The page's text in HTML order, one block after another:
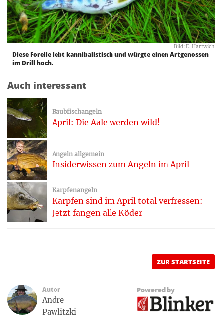
Bild: E. Hartwich
Diese Forelle lebt kannibalistisch und würgte einen Artgenossen
im Drill hoch.
Auch interessant
Raubfischangeln
April: Die Aale werden wild!
Angeln allgemein
Insiderwissen zum Angeln im April
Karpfenangeln
Karpfen sind im April total verfressen:
Jetzt fangen alle Köder
ZUR STARTSEITE
Autor
Andre
Pawlitzki
Powered by